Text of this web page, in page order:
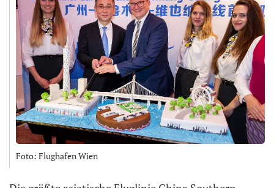
Foto: Flughafen Wien